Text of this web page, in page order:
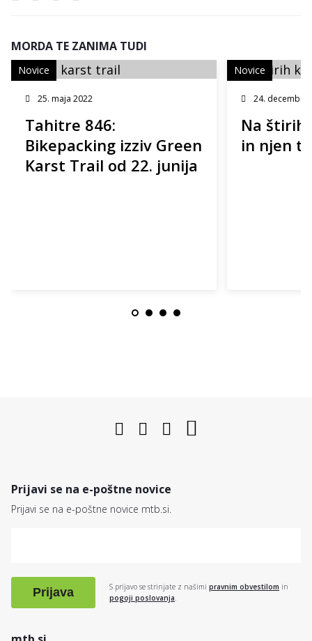
MORDA TE ZANIMA TUDI
25. maja 2022
Tahitre 846:
Bikepacking izziv Green
Karst Trail od 22. junija
Novice
24. decembra
Na štirih
in njen t6
Novice
Prijavi se na e-poštne novice
Prijavi se na e-poštne novice mtb.si.
Prijava S prijavo se strinjate z našimi pravnim obvestilom in
pogoji poslovanja.